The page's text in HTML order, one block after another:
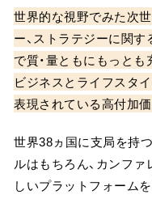
世界的な視野でみた次
ー、ストラテジーに関
で質・量ともにもっと
ビジネスとライフスタ
表現されている高付加
世界38ヵ国に支局を持
ルはもちろん、カンフ
しいプラットフォーム